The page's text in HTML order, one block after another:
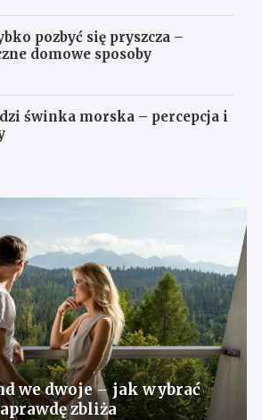
pozbyć się pryszcza –
domowe sposoby
świnka morska – percepcja i
we dwoje – jak wybrać
zbliża